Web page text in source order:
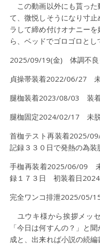
この動画以外にも貰った
て、微悦しそうになり寸
ラして締め付けオナニー
ら、ベッドでゴロゴロとし
2025/09/19(金) 体調不良
貞操帯装着2022/06/27
腿枷装着2023/08/03 装着
腿枷固定2024/02/17 未脱
首枷テスト再装着2025/
記録３３０日で発熱の為
手枷再装着2025/06/09
録１７３日 初装着日
完全ワンコ排泄2025/05/
ユウキ様から挨拶メッ
「今日は何すんの？」と
成と、出来れば小説の続